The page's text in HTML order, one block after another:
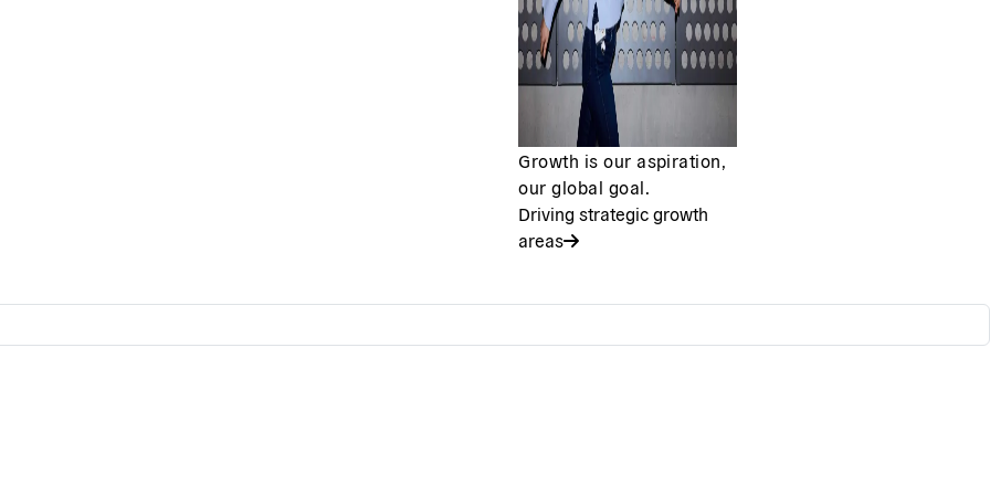
Growth is our aspiration,
our global goal.
Driving strategic growth
areas